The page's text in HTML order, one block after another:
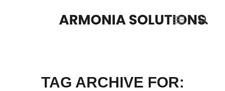
TAG ARCHIVE FOR: